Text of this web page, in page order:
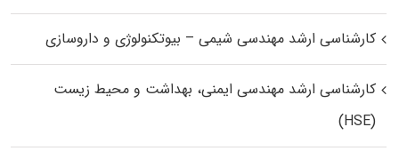
کارشناسی ارشد مهندسی شیمی – بیوتکنولوژی و داروسازی
کارشناسی ارشد مهندسی ایمنی، بهداشت و محیط زیست
(HSE)